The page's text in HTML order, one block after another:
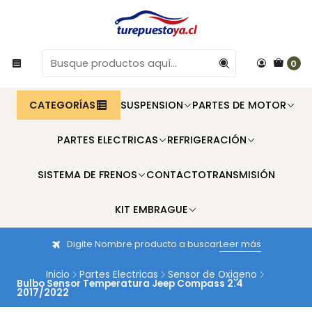
0
CATEGORÍAS SUSPENSION PARTES DE MOTOR
PARTES ELECTRICAS REFRIGERACIÓN
SISTEMA DE FRENOS CONTACTOTRANSMISIÓN
KIT EMBRAGUE
Digite Nombre producto a buscarLeer más
Inicio Partes Electricas Sensor de Oxigeno
Bulbo Sensor Temperatura Jeep Compass 2.4
2017/2022